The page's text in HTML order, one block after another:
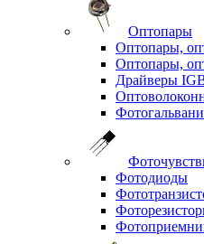
Оптопары
Оптопары,
Оптопары,
Драйверы
Фотодиоды